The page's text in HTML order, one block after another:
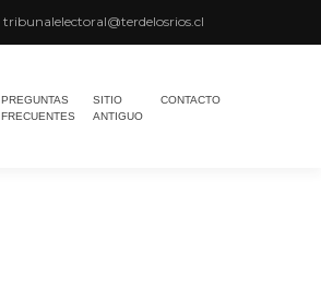
tribunalelectoral@terdelosrios.cl
PREGUNTAS
FRECUENTES
SITIO
ANTIGUO
CONTACTO